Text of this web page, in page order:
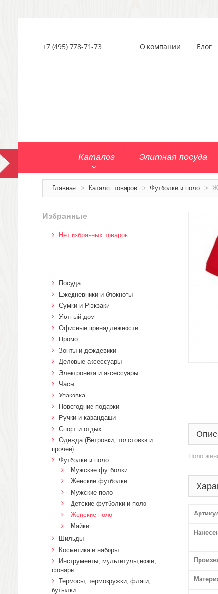
+7 (495) 778-71-73 О компании Блог
Каталог Элитная посуда
Главная > Каталог товаров > Футболки и поло >
Поло
Избранные
Нет избранных товаров
Посуда
Ежедневники и блокноты
Сумки и Рюкзаки
Уютный дом
Офисные принадлежности
Промо
Зонты и дождевики
Деловые аксессуары
Электроника и аксессуары
Часы
Упаковка
Новогодние подарки
Ручки и карандаши
Спорт и отдых
Одежда (Ветровки, толстовки и
прочее)
Футболки и поло
Мужские футболки
Женские футболки
Мужские поло
Детские футболки и поло
Женские поло
Майки
Шильды
Косметика и наборы
Инструменты, мультитулы,ножи,
фонари
Термосы, термокружки, фляги,
бутылки